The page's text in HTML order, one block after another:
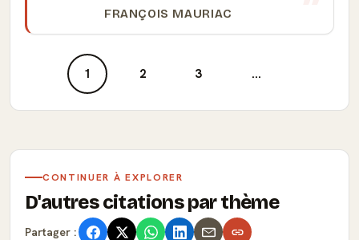
FRANÇOIS MAURIAC
1 2 3 ...
CONTINUER À EXPLORER
D'autres citations par thème
Partager :